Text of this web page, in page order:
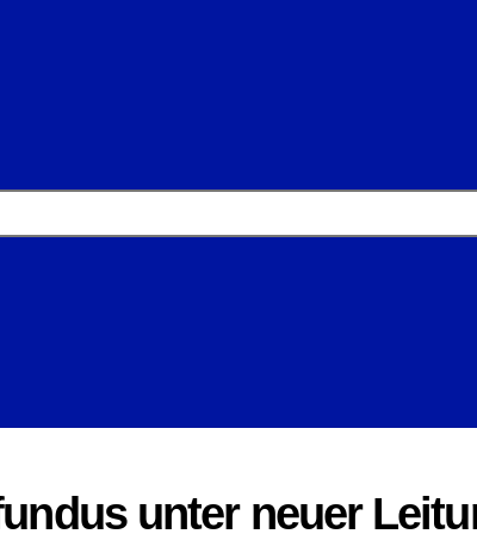
unter neuer